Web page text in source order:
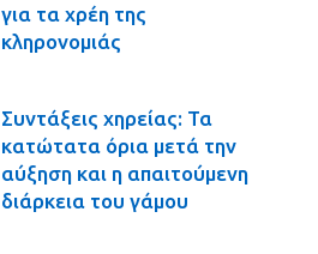
για τα χρέη της
κληρονομιάς
Συντάξεις χηρείας: Τα
κατώτατα όρια μετά την
αύξηση και η απαιτούμενη
διάρκεια του γάμου